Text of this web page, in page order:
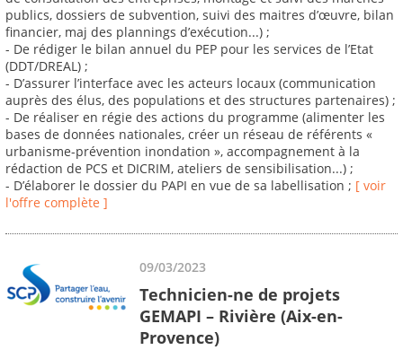
publics, dossiers de subvention, suivi des maitres d’œuvre, bilan
financier, maj des plannings d’exécution...) ;
- De rédiger le bilan annuel du PEP pour les services de l’Etat
(DDT/DREAL) ;
- D’assurer l’interface avec les acteurs locaux (communication
auprès des élus, des populations et des structures partenaires) ;
- De réaliser en régie des actions du programme (alimenter les
bases de données nationales, créer un réseau de référents «
urbanisme-prévention inondation », accompagnement à la
rédaction de PCS et DICRIM, ateliers de sensibilisation...) ;
- D’élaborer le dossier du PAPI en vue de sa labellisation ; [ voir
l'offre complète ]
09/03/2023
Technicien-ne de projets
GEMAPI – Rivière (Aix-en-
Provence)